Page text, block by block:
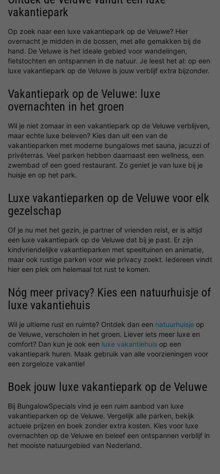
vakantiepark
Op zoek naar een luxe vakantiepark op de Veluwe? Hier
overnacht je midden in de bossen, met alle gemakken bij de
hand. De Veluwe is het ideale gebied voor wandelingen,
fietstochten en ontspannen in de natuur. Je leest het al: op een
luxe vakantiepark op de Veluwe is jouw verblijf extra bijzonder.
Vakantiepark op de Veluwe: luxe
overnachten in het groen
Wil je niet zomaar in een vakantiepark op de Veluwe verblijven,
maar echte luxe beleven? Kies dan uit een van de
vakantieparken met moderne bungalows met sauna, jacuzzi of
privéterras. Veel parken hebben daarnaast een wellness, een
zwembad of een goed restaurant. Zo geniet je van luxe bij je
huisje en op het park.
Luxe vakantieparken op de Veluwe voor elk
gezelschap
Of je nu met het gezin, je partner of vrienden reist, er is altijd
een luxe vakantiepark op de Veluwe dat bij je past. Er zijn
kindvriendelijke vakantieparken met speeltuinen en animatie,
maar ook rustige parken voor wie privacy zoekt. Iedereen vindt
hier een plek om helemaal tot rust te komen.
Nóg meer privacy? Kies een natuurhuisje of
luxe vakantiehuis
Wil je ultieme rust en ruimte? Ontdek dan een natuurhuisje op
de Veluwe, verscholen in het groen. Liever iets meer luxe en
comfort? Dan kun je ook een luxe vakantiehuis op een
vakantiepark huren. Maak gebruik van alle voorzieningen voor
een zorgeloze vakantie!
Boek jouw luxe vakantiepark op de Veluwe
Bij BungalowSpecials vind je een ruim aanbod van luxe
vakantieparken op de Veluwe. Vergelijk alle parken, bekijk
actuele prijzen en boek zonder extra kosten. Kies voor luxe
overnachten op de Veluwe en beleef een ontspannen verblijf in
het mooiste natuurgebied van Nederland.